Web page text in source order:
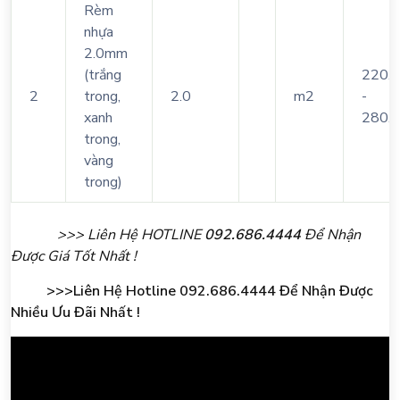
2
Rèm
nhựa
2.0mm
(trắng
trong,
xanh
trong,
vàng
trong)
2.0 m2
-
>>> Liên Hệ HOTLINE092.686.4444Để Nhận
Được Giá Tốt Nhất !
>>>Liên Hệ Hotline 092.686.4444 Để Nhận Được
Nhiều Ưu Đãi Nhất !